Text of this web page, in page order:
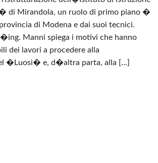
di Mirandola, un ruolo di primo piano �
di Modena e dai suoi tecnici.
Manni spiega i motivi che hanno
dei lavori a procedere alla
�Luosi� e, d�altra parta, alla […]